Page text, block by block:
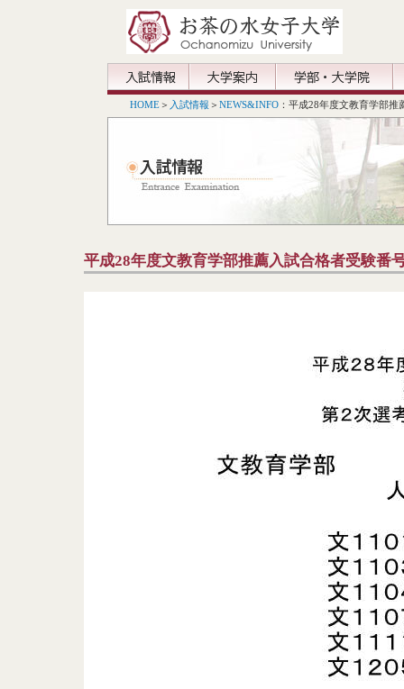
HOME ＞ 入試情報 ＞ NEWS&INFO ：平成28年度文教育学部
平成28年度文教育学部推薦入試合格者受験番